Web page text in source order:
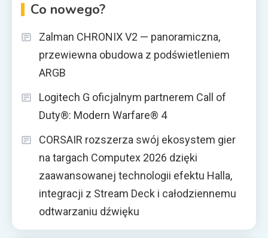
Co nowego?
Zalman CHRONIX V2 — panoramiczna,
przewiewna obudowa z podświetleniem
ARGB
Logitech G oficjalnym partnerem Call of
Duty®: Modern Warfare® 4
CORSAIR rozszerza swój ekosystem gier
na targach Computex 2026 dzięki
zaawansowanej technologii efektu Halla,
integracji z Stream Deck i całodziennemu
odtwarzaniu dźwięku